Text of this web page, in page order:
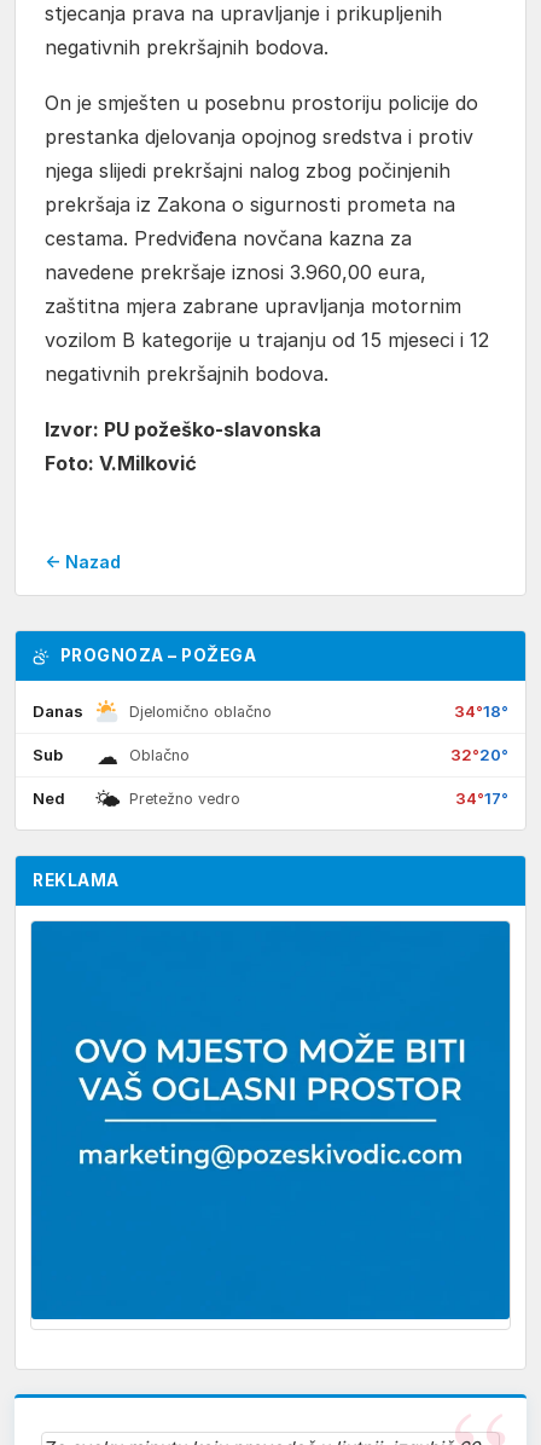
stjecanja prava na upravljanje i prikupljenih
negativnih prekršajnih bodova.
On je smješten u posebnu prostoriju policije do
prestanka djelovanja opojnog sredstva i protiv
njega slijedi prekršajni nalog zbog počinjenih
prekršaja iz Zakona o sigurnosti prometa na
cestama. Predviđena novčana kazna za
navedene prekršaje iznosi 3.960,00 eura,
zaštitna mjera zabrane upravljanja motornim
vozilom B kategorije u trajanju od 15 mjeseci i 12
negativnih prekršajnih bodova.
Izvor: PU požeško-slavonska
Foto: V.Milković
← Nazad
PROGNOZA – POŽEGA
Danas Djelomično oblačno 34°18°
Sub ☁ Oblačno 32°20°
Ned 🌤 Pretežno vedro 34°17°
REKLAMA